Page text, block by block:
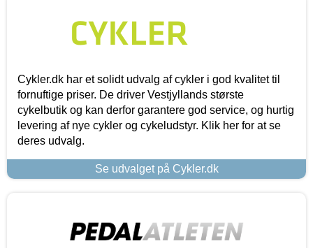
Cykler.dk har et solidt udvalg af cykler i god kvalitet til
fornuftige priser. De driver Vestjyllands største
cykelbutik og kan derfor garantere god service, og hurtig
levering af nye cykler og cykeludstyr. Klik her for at se
deres udvalg.
Se udvalget på Cykler.dk